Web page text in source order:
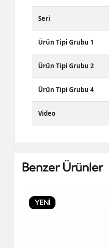
Seri
Ürün Tipi Grubu 1
Ürün Tipi Grubu 2
Ürün Tipi Grubu 4
Video
Benzer Ürünler
YENİ